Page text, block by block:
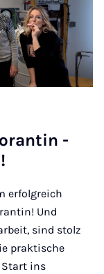
-
erfolgreich
Und
sind stolz
praktische
Start ins